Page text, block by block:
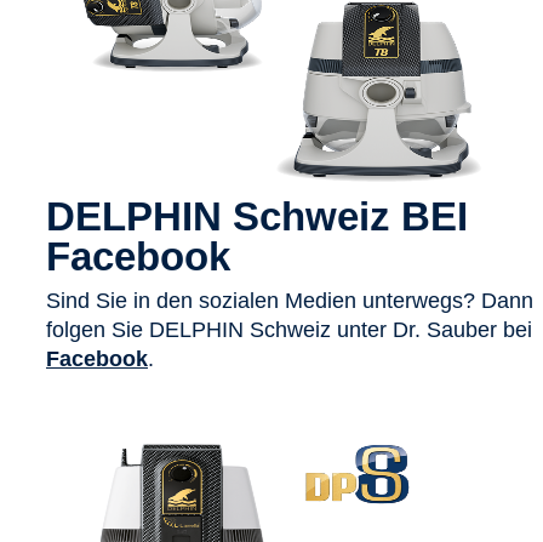
DELPHIN Schweiz BEI
Facebook
Sind Sie in den sozialen Medien unterwegs? Dann
folgen Sie DELPHIN Schweiz unter Dr. Sauber bei
Facebook.